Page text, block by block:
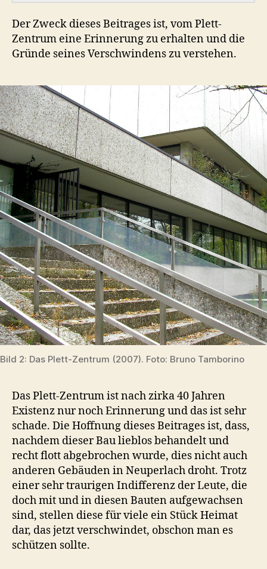
Der Zweck dieses Beitrages ist, vom Plett-
Zentrum eine Erinnerung zu erhalten und die
Gründe seines Verschwindens zu verstehen.
Bild 2: Das Plett-Zentrum (2007). Foto: Bruno Tamborino
Das Plett-Zentrum ist nach zirka 40 Jahren
Existenz nur noch Erinnerung und das ist sehr
schade. Die Hoffnung dieses Beitrages ist, dass,
nachdem dieser Bau lieblos behandelt und
recht flott abgebrochen wurde, dies nicht auch
anderen Gebäuden in Neuperlach droht. Trotz
einer sehr traurigen Indifferenz der Leute, die
doch mit und in diesen Bauten aufgewachsen
sind, stellen diese für viele ein Stück Heimat
dar, das jetzt verschwindet, obschon man es
schützen sollte.